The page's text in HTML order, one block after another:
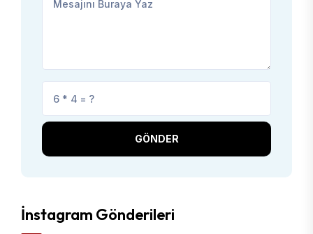
GÖNDER
İnstagram Gönderileri